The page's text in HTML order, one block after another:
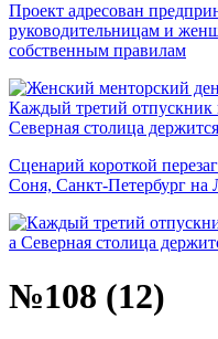
Проект адресован
руководительницам и
собственным правилам
Каждый третий отпускник
Северная столица
Сценарий короткой
Соня, Санкт-Петербург на
№108 (12)